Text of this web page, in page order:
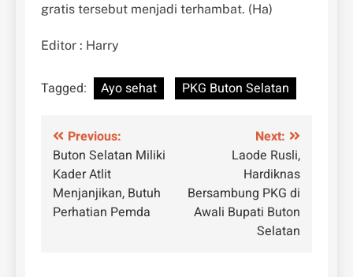
gratis tersebut menjadi terhambat. (Ha)
Editor : Harry
Tagged: Ayo sehat PKG Buton Selatan
Navigasi
pos
Previous:
Buton Selatan Miliki
Kader Atlit
Menjanjikan, Butuh
Perhatian Pemda
Next:
Laode Rusli,
Hardiknas
Bersambung PKG di
Awali Bupati Buton
Selatan